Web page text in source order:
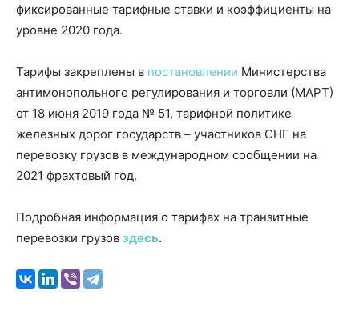
фиксированные тарифные ставки и коэффициенты на
уровне 2020 года.
Тарифы закреплены в постановлении Министерства
антимонопольного регулирования и торговли (МАРТ)
от 18 июня 2019 года № 51, тарифной политике
железных дорог государств – участников СНГ на
перевозку грузов в международном сообщении на
2021 фрахтовый год.
Подробная информация о тарифах на транзитные
перевозки грузов здесь.